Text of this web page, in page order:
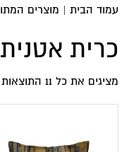
עמוד הבית | מוצרים
כרית אטנית
מציגים את כל ⁦11⁩ התוצאות